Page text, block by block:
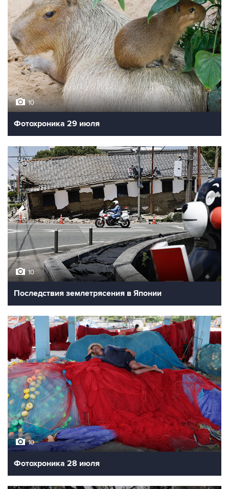
10
Фотохроника 29 июля
10
Последствия землетрясения в Японии
10
Фотохроника 28 июля